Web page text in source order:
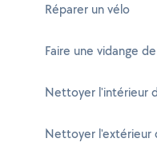
Réparer un vélo
Faire une vidange
Nettoyer l'intérieur
Nettoyer l'extérieur